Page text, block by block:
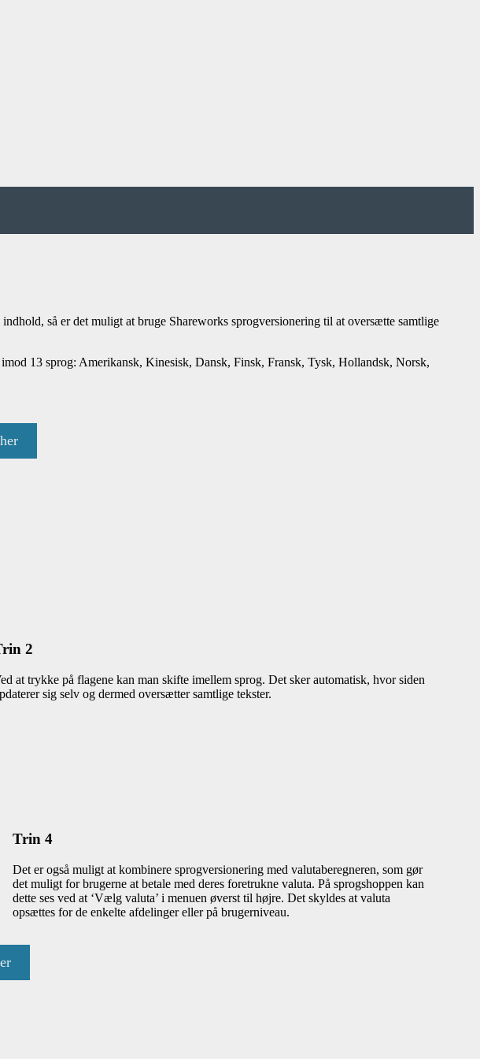
så er det muligt at bruge Shareworks sprogversionering til at oversætte samtlige
13 sprog: Amerikansk, Kinesisk, Dansk, Finsk, Fransk, Tysk, Hollandsk, Norsk,
2
at trykke på flagene kan man skifte imellem sprog. Det sker automatisk, hvor siden
sig selv og dermed oversætter samtlige tekster.
Trin 4
Det er også muligt at kombinere sprogversionering med valutaberegneren, som gør
det muligt for brugerne at betale med deres foretrukne valuta. På sprogshoppen kan
dette ses ved at ‘Vælg valuta’ i menuen øverst til højre. Det skyldes at valuta
opsættes for de enkelte afdelinger eller på brugerniveau.